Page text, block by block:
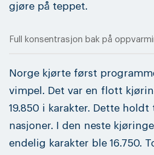
gjøre på teppet.
Full konsentrasjon bak på
Norge kjørte først
vimpel. Det var en flott
19.850 i karakter. Dette holdt
nasjoner. I den neste
endelig karakter ble 16.750.